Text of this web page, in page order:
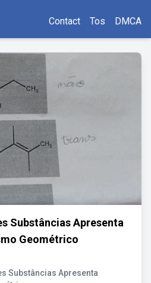
Contact Tos DMCA
Substâncias Apresenta
Geométrico
Substâncias Apresenta